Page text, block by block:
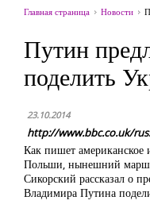
Главная страница Новости
Путин
поделить
23.10.2014
http://www.bbc.co.uk/
Как пишет
Польши, нынешний
Сикорский рассказал о
Владимира Путина